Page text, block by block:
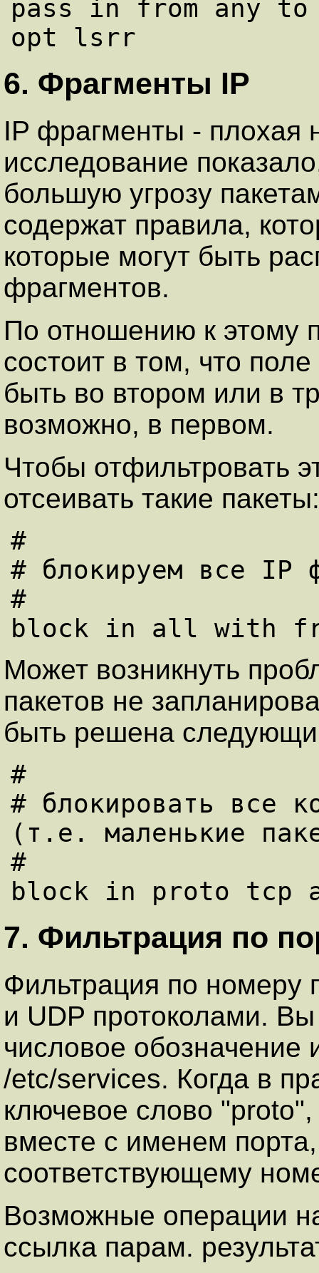
pass in from any
6. Фpагменты IP
IP фрагменты - плохая
исследование
большую угрозу
содержат правила,
которые могут быть
фрагментов.
По отношению к этому
состоит в том, что
быть во втором или в
возможно, в первом.
Чтобы отфильтровать
отсеивать такие пакеты:
#
# блокируем все IP
#
Может возникнуть
пакетов не
быть решена
#
# блокировать все
(т.е. маленькие
#
7. Фильтрация по
Фильтрация по номеру
и UDP протоколами.
числовое
/etc/services. Когда в
ключевое слово "proto",
вместе с именем
соответствующему
Возможные операции
ссылка парам.